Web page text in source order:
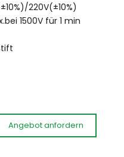
220V(±10%)
1500V für 1 min
Angebot anfordern